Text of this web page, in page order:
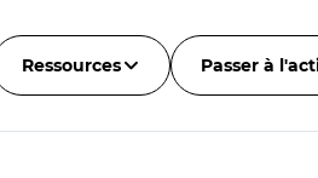
Ressources Passer à